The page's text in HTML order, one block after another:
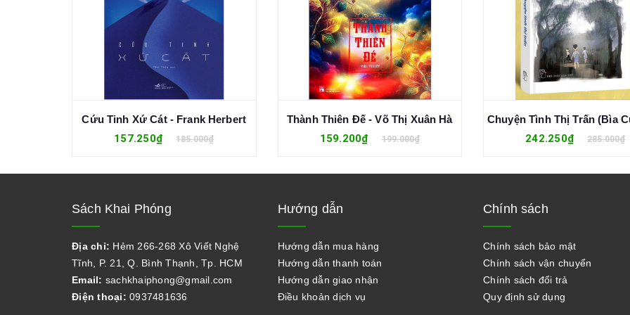
Cứu Tinh Xứ Cát - Frank Herbert
157.250₫ 185.000₫
Thành Thiên Đế - Võ Thị Xuân Hà
159.200₫ 199.000₫ 242.250₫ 285.000₫
Sách Khai Phóng
Địa chỉ: Hẻm 266-268 Xô Viết Nghệ
Tĩnh, P. 21, Q. Bình Thạnh, Tp. HCM
Email: sachkhaiphong@gmail.com
Điện thoại: 0937481636
Hướng dẫn
Hướng dẫn mua hàng
Hướng dẫn thanh toán
Hướng dẫn giao nhận
Điều khoản dịch vụ
Chính sách
Chính sách bảo mật
Chính sách vận chuyển
Chính sách đổi trả
Quy định sử dụng